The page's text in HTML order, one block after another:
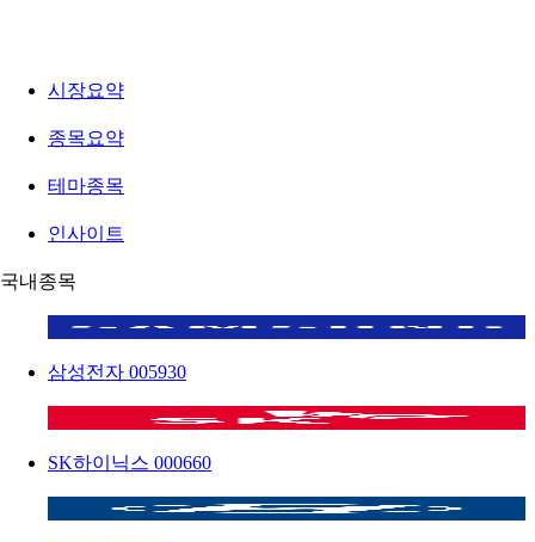
시장요약
종목요약
테마종목
인사이트
국내종목
삼성전자 005930
SK하이닉스 000660